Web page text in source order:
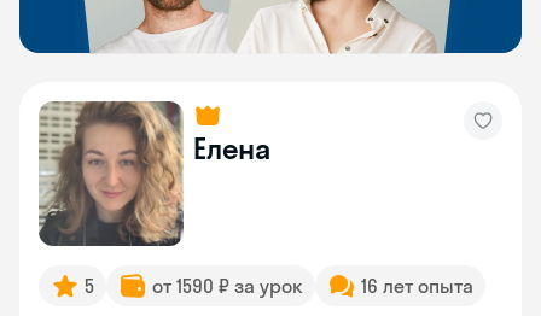
Елена
5 от 1590 ₽ за урок 16 лет опыта